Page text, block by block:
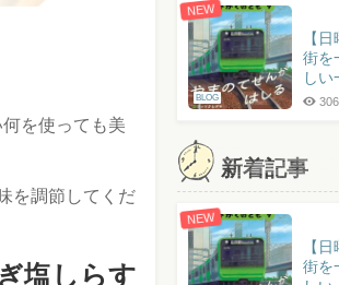
を使っても美
を調節してくだ
塩しらす
NEW
BLOG
【
街を
しい
306
新着記事
NEW
【
街を